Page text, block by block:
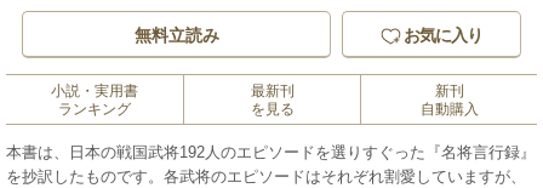
無料立読み お気に入り
小説・実用書
ランキング
最新刊
を見る
新刊
自動購入
本書は、日本の戦国武将192人のエピソードを選りすぐった『名将言行録』
を抄訳したものです。各武将のエピソードはそれぞれ割愛していますが、